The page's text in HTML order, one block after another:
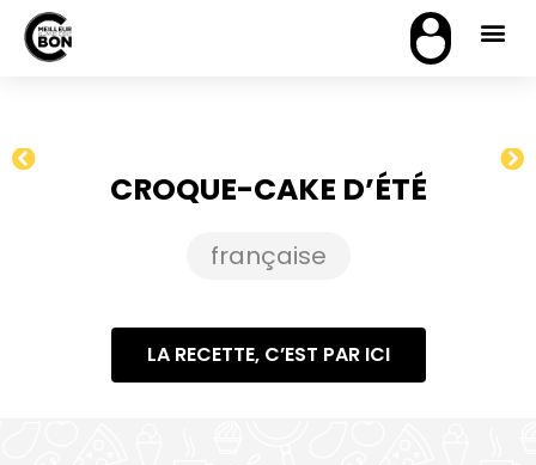
CROQUE-CAKE D’ÉTÉ
française
LA RECETTE, C’EST PAR ICI